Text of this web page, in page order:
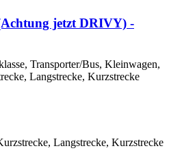
jetzt DRIVY) -
Transporter/Bus, Kleinwagen,
Langstrecke, Kurzstrecke
Langstrecke, Kurzstrecke